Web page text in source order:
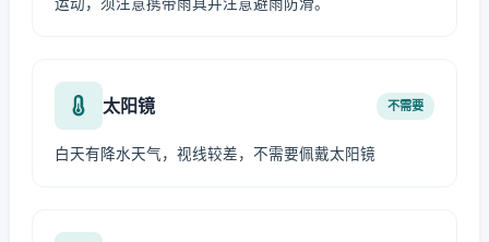
太阳镜 不需要
白天有降水天气，视线较差，不需要佩戴太阳镜